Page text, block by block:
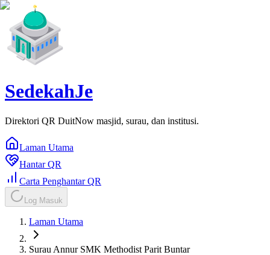
SedekahJe
Direktori QR DuitNow masjid, surau, dan institusi.
Laman Utama
Hantar QR
Carta Penghantar QR
Log Masuk
Laman Utama
Surau Annur SMK Methodist Parit Buntar